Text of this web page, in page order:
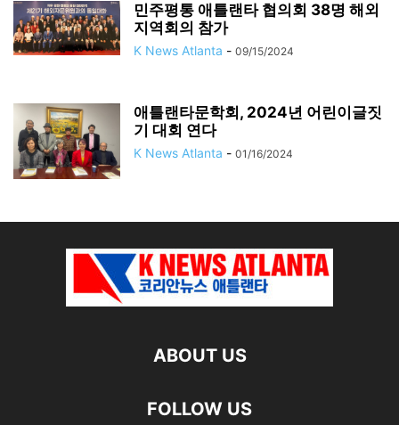
민주평통 애틀랜타 협의회 38명 해외
지역회의 참가
K News Atlanta - 09/15/2024
애틀랜타문학회, 2024년 어린이글짓
기 대회 연다
K News Atlanta - 01/16/2024
ABOUT US
FOLLOW US